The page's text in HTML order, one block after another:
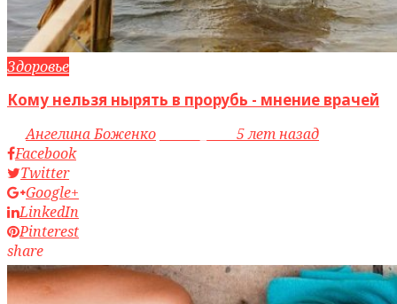
Здоровье
Кому нельзя нырять в прорубь - мнение врачей
byАнгелина Боженко
5 лет назад
Facebook
Twitter
Google+
LinkedIn
Pinterest
share